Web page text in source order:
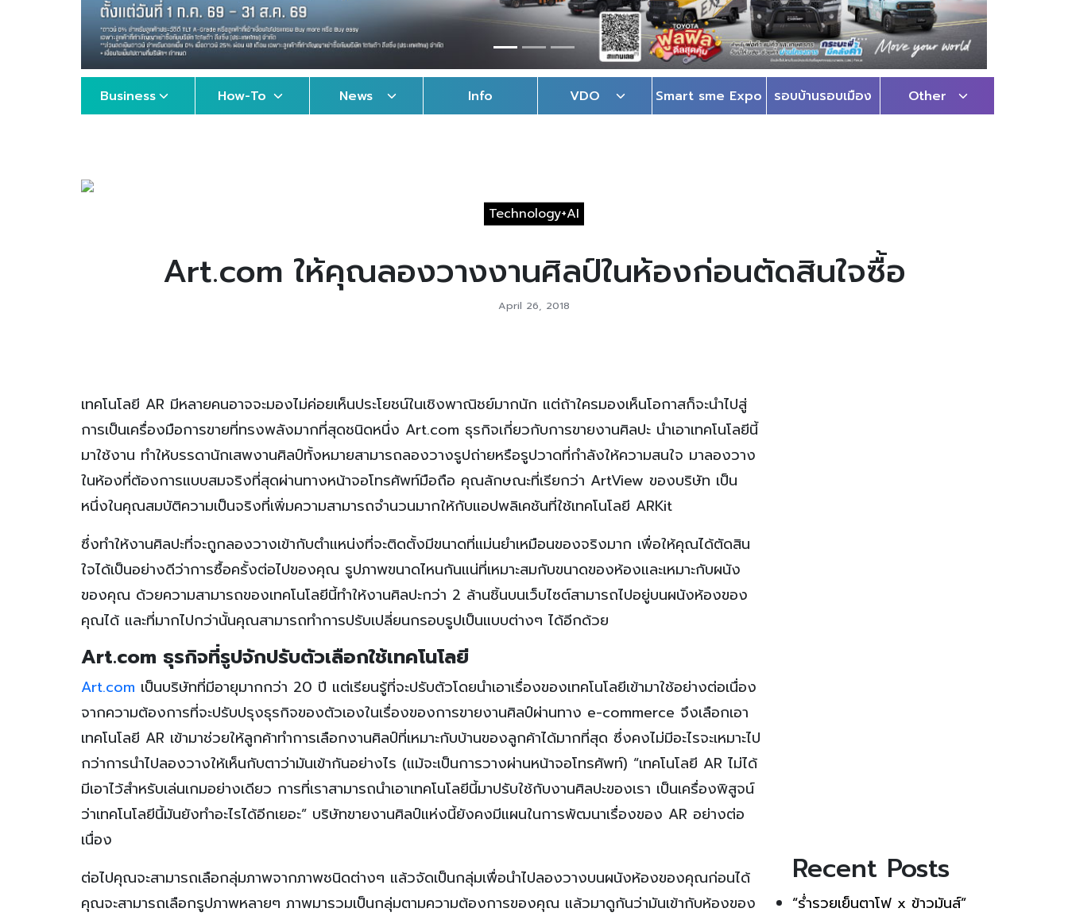
Business How-To News Info VDO Smart sme Expo รอบบ้านรอบเมือง Other
Technology+AI
Art.com ให้คุณลองวางงานศิลป์ในห้องก่อนตัดสินใจซื้อ
April 26, 2018
เทคโนโลยี AR มีหลายคนอาจจะมองไม่ค่อยเห็นประโยชน์ในเชิงพาณิชย์มากนัก แต่ถ้าใครมองเห็นโอกาสก็จะนำไปสู่
การเป็นเครื่องมือการขายที่ทรงพลังมากที่สุดชนิดหนึ่ง Art.com ธุรกิจเกี่ยวกับการขายงานศิลปะ นำเอาเทคโนโลยีนี้
มาใช้งาน ทำให้บรรดานักเสพงานศิลป์ทั้งหมายสามารถลองวางรูปถ่ายหรือรูปวาดที่กำลังให้ความสนใจ มาลองวาง
ในห้องที่ต้องการแบบสมจริงที่สุดผ่านทางหน้าจอโทรศัพท์มือถือ คุณลักษณะที่เรียกว่า ArtView ของบริษัท เป็น
หนึ่งในคุณสมบัติความเป็นจริงที่เพิ่มความสามารถจำนวนมากให้กับแอปพลิเคชันที่ใช้เทคโนโลยี ARKit
ซึ่งทำให้งานศิลปะที่จะถูกลองวางเข้ากับตำแหน่งที่จะติดตั้งมีขนาดที่แม่นยำเหมือนของจริงมาก เพื่อให้คุณได้ตัดสิน
ใจได้เป็นอย่างดีว่าการซื้อครั้งต่อไปของคุณ รูปภาพขนาดไหนกันแน่ที่เหมาะสมกับขนาดของห้องและเหมาะกับผนัง
ของคุณ ด้วยความสามารถของเทคโนโลยีนี้ทำให้งานศิลปะกว่า 2 ล้านชิ้นบนเว็บไซต์สามารถไปอยู่บนผนังห้องของ
คุณได้ และที่มากไปกว่านั้นคุณสามารถทำการปรับเปลี่ยนกรอบรูปเป็นแบบต่างๆ ได้อีกด้วย
Art.com ธุรกิจที่รูปจักปรับตัวเลือกใช้เทคโนโลยี
Art.com เป็นบริษัทที่มีอายุมากกว่า 20 ปี แต่เรียนรู้ที่จะปรับตัวโดยนำเอาเรื่องของเทคโนโลยีเข้ามาใช้อย่างต่อเนื่อง
จากความต้องการที่จะปรับปรุงธุรกิจของตัวเองในเรื่องของการขายงานศิลป์ผ่านทาง e-commerce จึงเลือกเอา
เทคโนโลยี AR เข้ามาช่วยให้ลูกค้าทำการเลือกงานศิลป์ที่เหมาะกับบ้านของลูกค้าได้มากที่สุด ซึ่งคงไม่มีอะไรจะเหมาะไป
กว่าการนำไปลองวางให้เห็นกับตาว่ามันเข้ากันอย่างไร (แม้จะเป็นการวางผ่านหน้าจอโทรศัพท์) “เทคโนโลยี AR ไม่ได้
มีเอาไว้สำหรับเล่นเกมอย่างเดียว การที่เราสามารถนำเอาเทคโนโลยีนี้มาปรับใช้กับงานศิลปะของเรา เป็นเครื่องพิสูจน์
ว่าเทคโนโลยีนี้มันยังทำอะไรได้อีกเยอะ” บริษัทขายงานศิลป์แห่งนี้ยังคงมีแผนในการพัฒนาเรื่องของ AR อย่างต่อ
เนื่อง
ต่อไปคุณจะสามารถเลือกลุ่มภาพจากภาพชนิดต่างๆ แล้วจัดเป็นกลุ่มเพื่อนำไปลองวางบนผนังห้องของคุณก่อนได้
คุณจะสามารถเลือกรูปภาพหลายๆ ภาพมารวมเป็นกลุ่มตามความต้องการของคุณ แล้วมาดูกันว่ามันเข้ากับห้องของ
Recent Posts
“ร่ำรวยเย็นตาโฟ x ข้าวมันส์”